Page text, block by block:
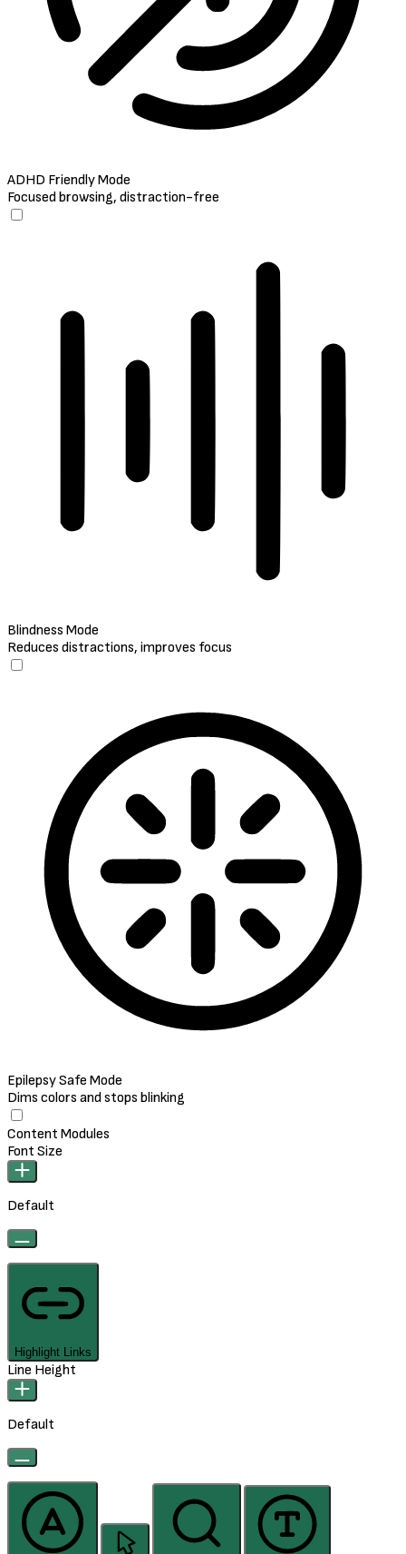
ADHD Friendly Mode
Focused browsing, distraction-free
Blindness Mode
Reduces distractions, improves focus
Epilepsy Safe Mode
Dims colors and stops blinking
Content Modules
Font Size
Default
Highlight Links
Line Height
Default